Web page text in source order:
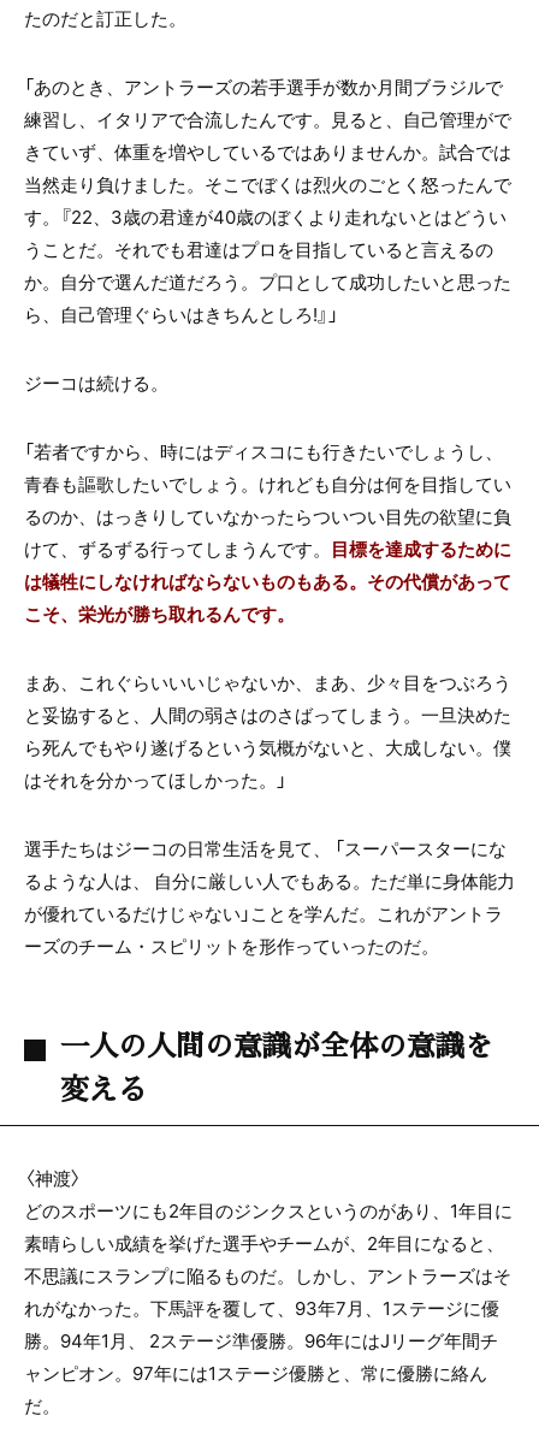
たのだと訂正した。
「あのとき、アントラーズの若手選手が数か月間ブラジルで
練習し、イタリアで合流したんです。見ると、自己管理がで
きていず、体重を増やしているではありませんか。試合では
当然走り負けました。そこでぼくは烈火のごとく怒ったんで
す。『22、3歳の君達が40歳のぼくより走れないとはどうい
うことだ。それでも君達はプロを目指していると言えるの
か。自分で選んだ道だろう。プ口として成功したいと思った
ら、自己管理ぐらいはきちんとしろ!』」
ジーコは続ける。
「若者ですから、時にはディスコにも行きたいでしょうし、
青春も謳歌したいでしょう。けれども自分は何を目指してい
るのか、はっきりしていなかったらついつい目先の欲望に負
けて、ずるずる行ってしまうんです。 目標を達成するために
は犠牲にしなければならないものもある。その代償があって
こそ、栄光が勝ち取れるんです。
まあ、これぐらいいいじゃないか、まあ、少々目をつぶろう
と妥協すると、人間の弱さはのさばってしまう。一旦決めた
ら死んでもやり遂げるという気概がないと、大成しない。僕
はそれを分かってほしかった。」
選手たちはジーコの日常生活を見て、 「スーパースターにな
るような人は、 自分に厳しい人でもある。ただ単に身体能力
が優れているだけじゃない」ことを学んだ。これがアントラ
ーズのチーム・スピリットを形作っていったのだ。
一人の人間の意識が全体の意識を
変える
〈神渡〉
どのスポーツにも2年目のジンクスというのがあり、1年目に
素晴らしい成績を挙げた選手やチームが、2年目になると、
不思議にスランプに陥るものだ。しかし、アントラーズはそ
れがなかった。下馬評を覆して、93年7月、1ステージに優
勝。94年1月、 2ステージ準優勝。96年にはJリーグ年間チ
ャンピオン。97年には1ステージ優勝と、常に優勝に絡ん
だ。